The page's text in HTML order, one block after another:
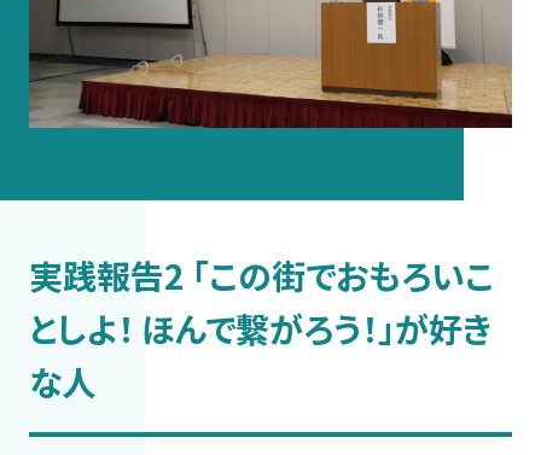
実践報告2 「この街でおもろいこ
としよ！ ほんで繋がろう！」が好き
な人